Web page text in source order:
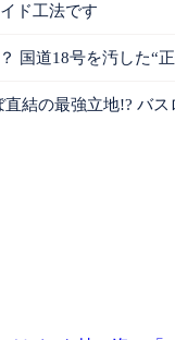
ド工法です
国道18号を汚した“
結の最強立地!? バ